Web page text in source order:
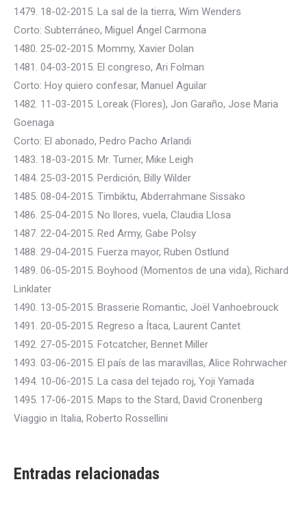
1479. 18-02-2015. La sal de la tierra, Wim Wenders
Corto: Subterráneo, Miguel Ángel Carmona
1480. 25-02-2015. Mommy, Xavier Dolan
1481. 04-03-2015. El congreso, Ari Folman
Corto: Hoy quiero confesar, Manuel Aguilar
1482. 11-03-2015. Loreak (Flores), Jon Garaño, Jose Maria
Goenaga
Corto: El abonado, Pedro Pacho Arlandi
1483. 18-03-2015. Mr. Turner, Mike Leigh
1484. 25-03-2015. Perdición, Billy Wilder
1485. 08-04-2015. Timbiktu, Abderrahmane Sissako
1486. 25-04-2015. No llores, vuela, Claudia Llosa
1487. 22-04-2015. Red Army, Gabe Polsy
1488. 29-04-2015. Fuerza mayor, Ruben Ostlund
1489. 06-05-2015. Boyhood (Momentos de una vida), Richard
Linklater
1490. 13-05-2015. Brasserie Romantic, Joël Vanhoebrouck
1491. 20-05-2015. Regreso a Ítaca, Laurent Cantet
1492. 27-05-2015. Fotcatcher, Bennet Miller
1493. 03-06-2015. El país de las maravillas, Alice Rohrwacher
1494. 10-06-2015. La casa del tejado roj, Yoji Yamada
1495. 17-06-2015. Maps to the Stard, David Cronenberg
Viaggio in Italia, Roberto Rossellini
Entradas relacionadas